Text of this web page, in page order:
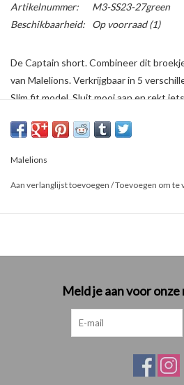
Artikelnummer:
M3-SS23-27green
Beschikbaarheid:
Op voorraad(1)
De Captain short. Combineer dit
van Malelions. Verkrijgbaar in 5
Slim fit model. Sluit mooi aan en rekt
Malelions
Aan verlanglijst toevoegen /Toevoegen om te
Meld je aan voor